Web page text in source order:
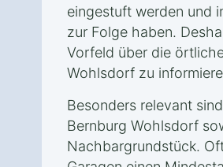
eingestuft werden und
zur Folge haben.
Vorfeld über die
Wohlsdorf zu
Besonders relevant
Bernburg Wohlsdorf
Nachbargrundstück.